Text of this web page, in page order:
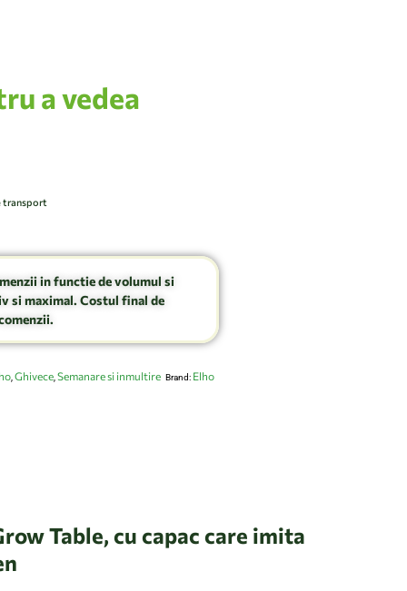
a vedea
transport
in functie de volumul si
si maximal. Costul final de
Ghivece Semanare si inmultire Brand: Elho
Table, cu capac care imita